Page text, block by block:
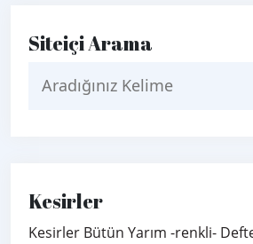
Siteiçi Arama
Kesirler
Kesirler Bütün Yarım -renkli-